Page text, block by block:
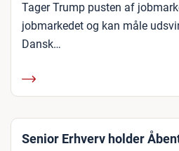
Tager Trump pusten af
jobmarkedet og kan måle
Dansk…
Senior Erhverv holder